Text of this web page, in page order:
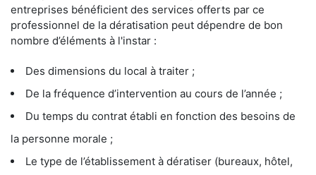
entreprises bénéficient des services offerts par ce
professionnel de la dératisation peut dépendre de bon
nombre d’éléments à l'instar :
Des dimensions du local à traiter ;
De la fréquence d’intervention au cours de l’année ;
Du temps du contrat établi en fonction des besoins de
la personne morale ;
Le type de l’établissement à dératiser (bureaux, hôtel,